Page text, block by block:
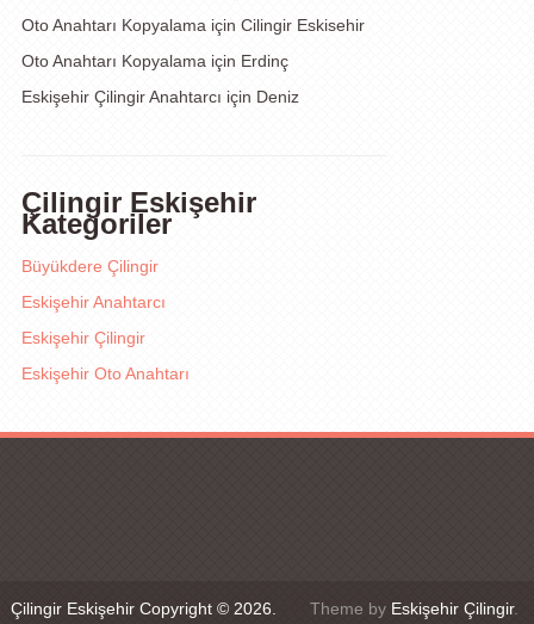
Oto Anahtarı Kopyalama için Cilingir Eskisehir
Oto Anahtarı Kopyalama için Erdinç
Eskişehir Çilingir Anahtarcı için Deniz
Çilingir Eskişehir
Kategoriler
Büyükdere Çilingir
Eskişehir Anahtarcı
Eskişehir Çilingir
Eskişehir Oto Anahtarı
Çilingir EskişehirCopyright © 2026. Theme by Eskişehir Çilingir.